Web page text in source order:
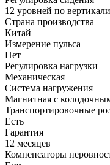
12 уровней по
Страна производства
Китай
Измерение пульса
Нет
Регулировка нагрузки
Механическая
Система нагружения
Магнитная с
Транспортировочные
Есть
Гарантия
12 месяцев
Компенсаторы